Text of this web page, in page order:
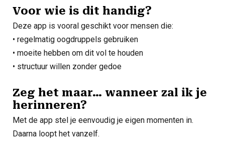
Voor wie is dit handig?
Deze app is vooral geschikt voor mensen die:
• regelmatig oogdruppels gebruiken
• moeite hebben om dit vol te houden
• structuur willen zonder gedoe
Zeg het maar… wanneer zal ik je
herinneren?
Met de app stel je eenvoudig je eigen momenten in.
Daarna loopt het vanzelf.